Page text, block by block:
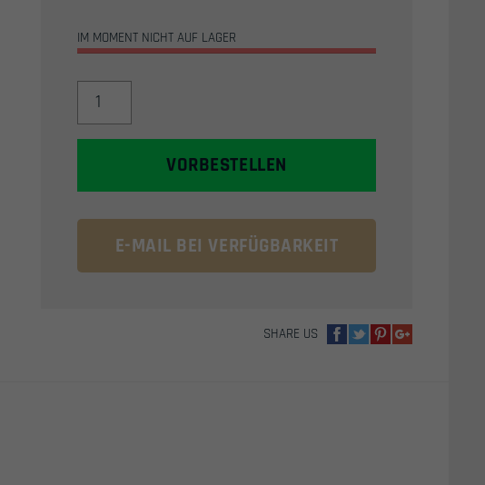
IM MOMENT NICHT AUF LAGER
HOP-
G&G
UND
KRYTAC
AIRSOFT
VORBESTELLEN
E-MAIL BEI VERFÜGBARKEIT
SHARE US